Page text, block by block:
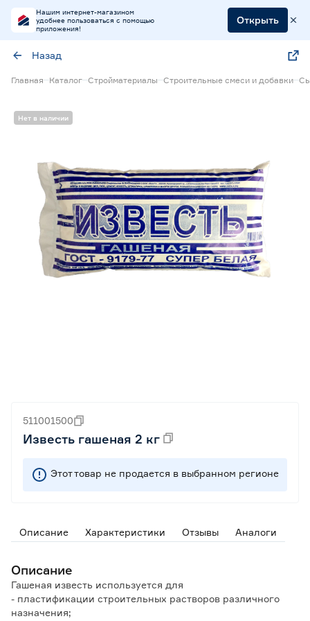
Нашим интернет-магазином
удобнее пользоваться с помощью
приложения!
Открыть
Назад
Главная Каталог Стройматериалы Строительные смеси и добавки
Нет в наличии
511001500
Известь гашеная 2 кг
Этот товар не продается в выбранном регионе
Описание Характеристики Отзывы Аналоги
Описание
Гашеная известь используется для
- пластификации строительных растворов различного
назначения;